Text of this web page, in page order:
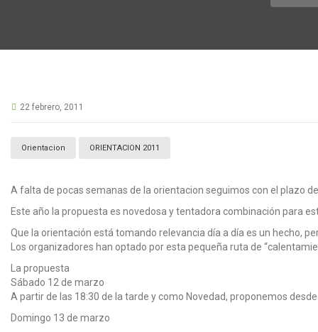
22 febrero, 2011
Orientacion ORIENTACION 2011
A falta de pocas semanas de la orientacion seguimos con el plazo
Este año la propuesta es novedosa y tentadora combinación para
Que la orientación está tomando relevancia día a día es un hecho,
Los organizadores han optado por esta pequeña ruta de
La propuesta
Sábado 12 de marzo
A partir de las 18:30 de la tarde y como Novedad, proponemos
Domingo 13 de marzo